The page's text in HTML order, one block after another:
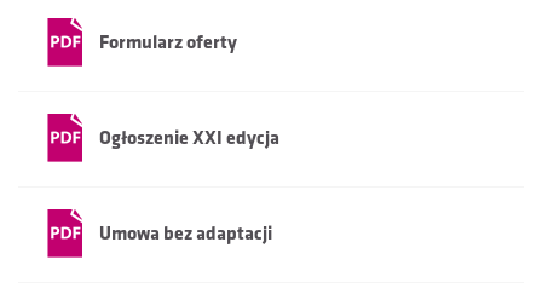
Formularz oferty
Ogłoszenie XXI edycja
Umowa bez adaptacji